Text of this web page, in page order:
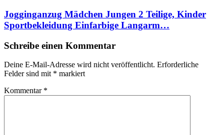
Jogginganzug Mädchen Jungen 2 Teilige, Kinder
Sportbekleidung Einfarbige Langarm…
Schreibe einen Kommentar
Deine E-Mail-Adresse wird nicht veröffentlicht. Erforderliche
Felder sind mit * markiert
Kommentar *